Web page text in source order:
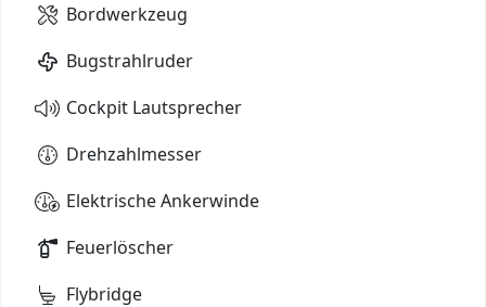
Bordwerkzeug
Bugstrahlruder
Cockpit Lautsprecher
Drehzahlmesser
Elektrische Ankerwinde
Feuerlöscher
Flybridge